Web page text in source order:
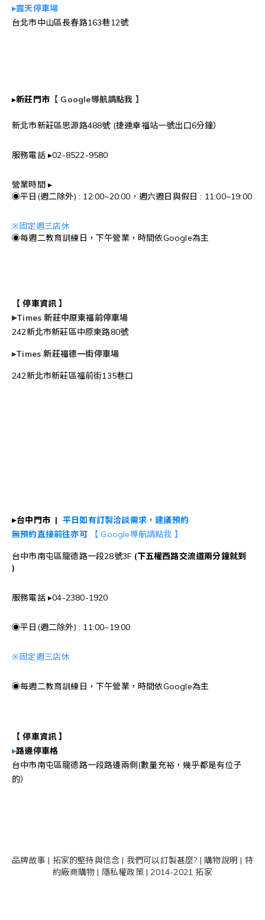
▸露天停車場
台北市中山區長春路163巷12號
▸新莊門市 【 Google導航請點我 】
新北市新莊區思源路488號 (捷運幸福站一號出口6分鐘）
服務電話 ▸02-8522-9580
營業時間 ▸
◉平日(週二除外) : 12:00~20:00，週六週日與假日 : 11:00~19:00
※固定週三店休
◉每週二教育訓練日，下午營業，時間依Google為主
【 停車資訊 】
▸Times 新莊中原東福前停車場
242新北市新莊區中原東路80號
▸Times 新莊福德一街停車場
242新北市新莊區福前街135巷口
▸台中門市 |平日如有訂製洽談需求，建議預約
無預約直接前往亦可
【 Google導航請點我 】
台中市南屯區龍德路一段28號3F (下五權西路交流道兩分鐘就到
)
服務電話 ▸04-2380-1920
◉平日(週二除外) : 11:00~19:00
※固定週三店休
◉每週二教育訓練日，下午營業，時間依Google為主
【 停車資訊 】
▸路邊停車格
台中市南屯區龍德路一段路邊兩側(數量充裕，幾乎都是有位子
的）
品牌故事 | 拓家的堅持與信念 | 我們可以訂製甚麼? | 購物說明 | 特
約廠商購物 | 隱私權政策| 2014-2021 拓家